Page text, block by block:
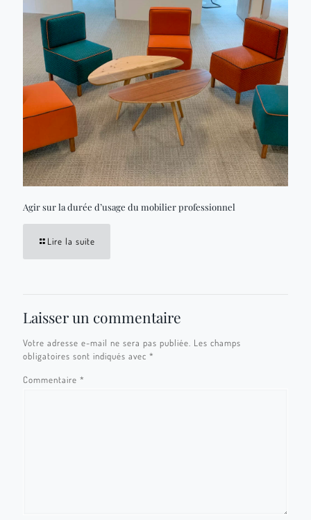
Agir sur la durée d’usage du mobilier professionnel
Lire la suite
Laisser un commentaire
Votre adresse e-mail ne sera pas publiée. Les champs
obligatoires sont indiqués avec *
Commentaire *